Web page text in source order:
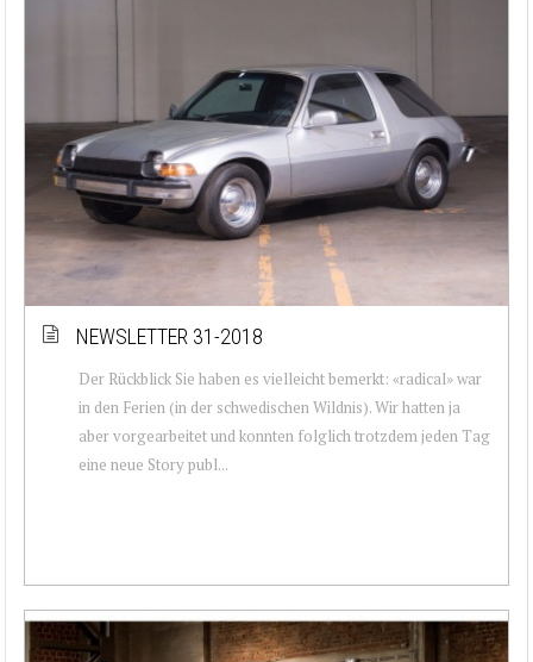
NEWSLETTER 31-2018
Der Rückblick Sie haben es vielleicht bemerkt: «radical» war
in den Ferien (in der schwedischen Wildnis). Wir hatten ja
aber vorgearbeitet und konnten folglich trotzdem jeden Tag
eine neue Story publ...